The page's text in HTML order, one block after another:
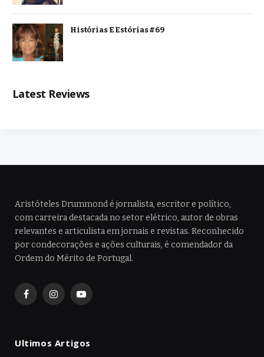
Histórias E Estórias #69
Latest Reviews
Aristóteles Drummond é jornalista, escritor e político,
com carreira destacada no setor elétrico, autor de obras
relevantes e articulista em jornais e revistas. Reconhecido
por condecorações e ações culturais, é comendador da
Ordem do Mérito de Portugal.
FacebookInstagramYouTube
Ultimos Artigos